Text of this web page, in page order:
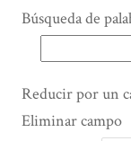
Búsqueda de
Number
Reducir por un
Search Property
Tipo de
Términos de
Ensamblador de
Eliminar campo